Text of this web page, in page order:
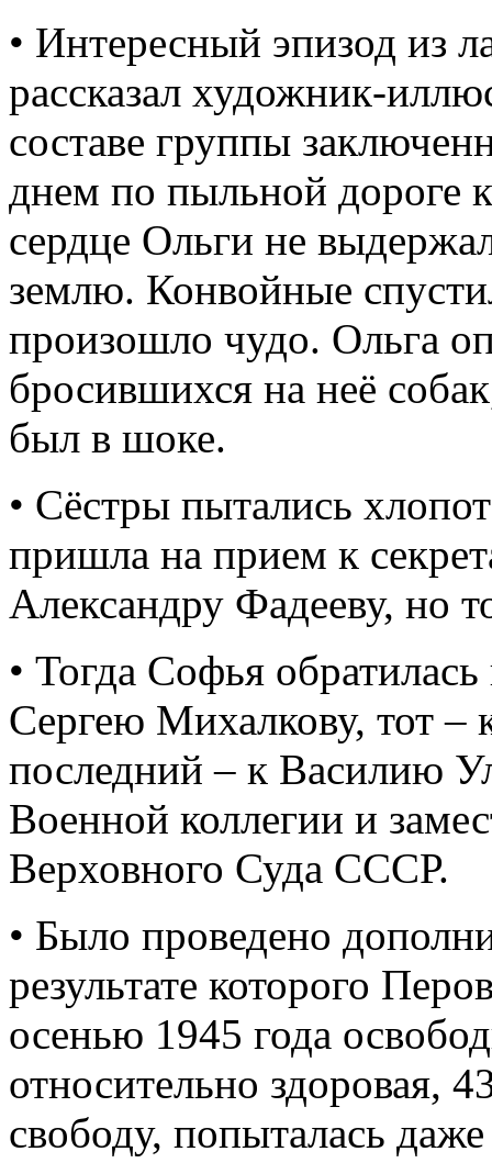
• Интересный эпизод из
рассказал художник-
составе группы
днем по пыльной дороге
сердце Ольги не
землю. Конвойные
произошло чудо. Ольга
бросившихся на неё
был в шоке.
• Сёстры пытались
пришла на прием к
Александру Фадееву, но
• Тогда Софья
Сергею Михалкову, тот –
последний – к Василию
Военной коллегии и
Верховного Суда СССР.
• Было проведено
результате которого
осенью 1945 года
относительно здоровая,
свободу, попыталась